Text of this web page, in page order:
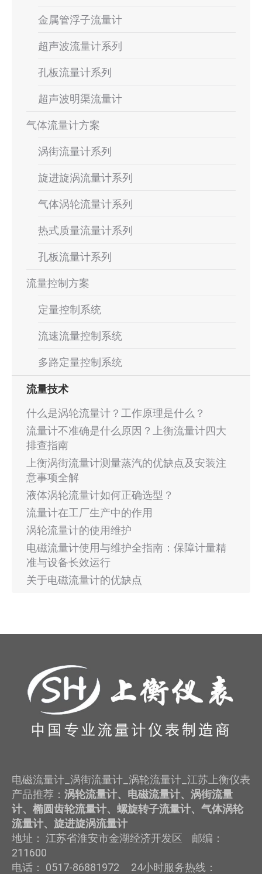
金属管浮子流量计
超声波流量计系列
孔板流量计系列
超声波明渠流量计
气体流量计方案
涡街流量计系列
旋进旋涡流量计系列
气体涡轮流量计系列
热式质量流量计系列
孔板流量计系列
流量控制方案
定量控制系统
流速流量控制系统
多路定量控制系统
流量技术
什么是涡轮流量计？工作原理是什么？
流量计不准确是什么原因？上衡流量计四大
排查指南
上衡涡街流量计测量蒸汽的优缺点及安装注
意事项全解
液体涡轮流量计如何正确选型？
流量计在工厂生产中的作用
涡轮流量计的使用维护
电磁流量计使用与维护全指南：保障计量精
准与设备长效运行
关于电磁流量计的优缺点
电磁流量计_涡街流量计_涡轮流量计_江苏上衡仪表
产品推荐： 涡轮流量计、电磁流量计、涡街流量
计、椭圆齿轮流量计、螺旋转子流量计、气体涡轮
流量计、旋进旋涡流量计
地址： 江苏省淮安市金湖经济开发区 邮编：
211600
电话： 0517-86881972 24小时服务热线：